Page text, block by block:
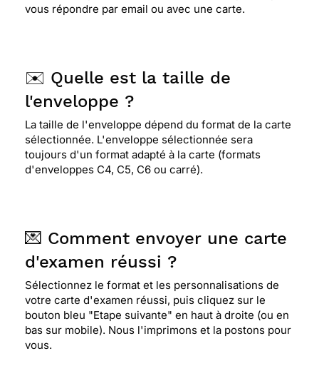
vous répondre par email ou avec une carte.
✉️ Quelle est la taille de
l'enveloppe ?
La taille de l'enveloppe dépend du format de la carte
sélectionnée. L'enveloppe sélectionnée sera
toujours d'un format adapté à la carte (formats
d'enveloppes C4, C5, C6 ou carré).
💌 Comment envoyer une carte
d'examen réussi ?
Sélectionnez le format et les personnalisations de
votre carte d'examen réussi, puis cliquez sur le
bouton bleu "Etape suivante" en haut à droite (ou en
bas sur mobile). Nous l'imprimons et la postons pour
vous.